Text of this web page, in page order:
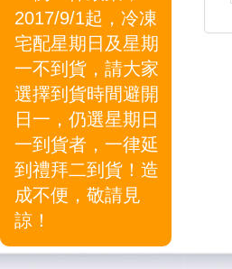
2017/9/1起，冷凍
宅配星期日及星期
一不到貨，請大家
選擇到貨時間避開
日一，仍選星期日
一到貨者，一律延
到禮拜二到貨！造
成不便，敬請見
諒！